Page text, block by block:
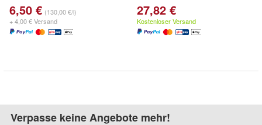
6,50 € (130,00 €/l)
+ 4,00 € Versand
27,82 €
Kostenloser Versand
Verpasse keine Angebote mehr!